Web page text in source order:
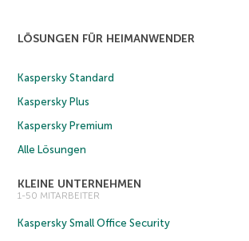
LÖSUNGEN FÜR HEIMANWENDER
Kaspersky Standard
Kaspersky Plus
Kaspersky Premium
Alle Lösungen
KLEINE UNTERNEHMEN
1-50 MITARBEITER
Kaspersky Small Office Security